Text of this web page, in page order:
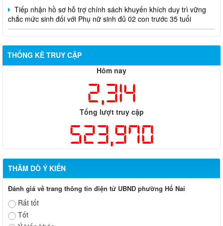
Tiếp nhận hồ sơ hỗ trợ chính sách khuyến khích duy trì vững
chắc mức sinh đối với Phụ nữ sinh đủ 02 con trước 35 tuổi
THỐNG KÊ TRUY CẬP
Hôm nay
2,314
Tổng lượt truy cập
523,970
THĂM DÒ Ý KIẾN
Đánh giá về trang thông tin điện tử UBND phường Hố Nai
Rất tốt
Tốt